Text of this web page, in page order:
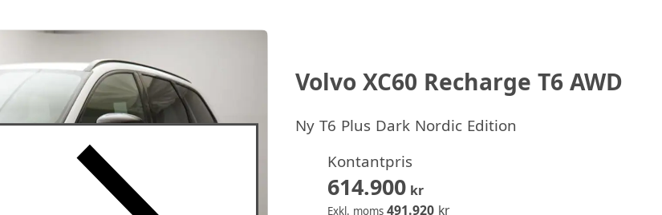
Volvo XC60 Recharge T6 AWD
NyT6 Plus Dark Nordic Edition
Kontantpris
614.900kr
Exkl. moms 491.920kr